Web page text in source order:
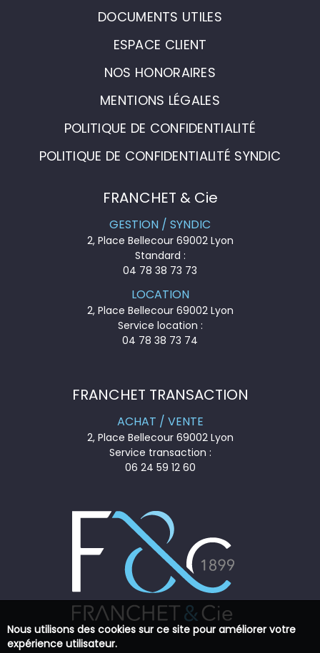
DOCUMENTS UTILES
ESPACE CLIENT
NOS HONORAIRES
MENTIONS LÉGALES
POLITIQUE DE CONFIDENTIALITÉ
POLITIQUE DE CONFIDENTIALITÉ SYNDIC
FRANCHET & Cie
GESTION / SYNDIC
2, Place Bellecour 69002 Lyon
Standard :
04 78 38 73 73
LOCATION
2, Place Bellecour 69002 Lyon
Service location :
04 78 38 73 74
FRANCHET TRANSACTION
ACHAT / VENTE
2, Place Bellecour 69002 Lyon
Service transaction :
06 24 59 12 60
Nous utilisons des cookies sur ce site pour améliorer votre
expérience utilisateur.